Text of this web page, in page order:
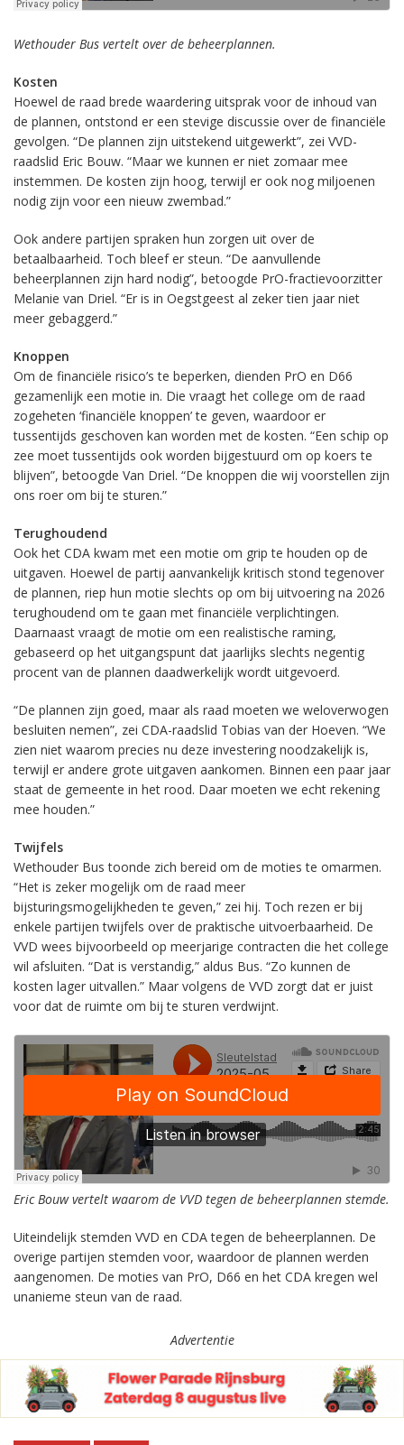
Wethouder Bus vertelt over de beheerplannen.
Kosten
Hoewel de raad brede waardering uitsprak voor de inhoud van
de plannen, ontstond er een stevige discussie over de financiële
gevolgen. “De plannen zijn uitstekend uitgewerkt”, zei VVD-
raadslid Eric Bouw. “Maar we kunnen er niet zomaar mee
instemmen. De kosten zijn hoog, terwijl er ook nog miljoenen
nodig zijn voor een nieuw zwembad.”
Ook andere partijen spraken hun zorgen uit over de
betaalbaarheid. Toch bleef er steun. “De aanvullende
beheerplannen zijn hard nodig”, betoogde PrO-fractievoorzitter
Melanie van Driel. “Er is in Oegstgeest al zeker tien jaar niet
meer gebaggerd.”
Knoppen
Om de financiële risico’s te beperken, dienden PrO en D66
gezamenlijk een motie in. Die vraagt het college om de raad
zogeheten ‘financiële knoppen’ te geven, waardoor er
tussentijds geschoven kan worden met de kosten. “Een schip op
zee moet tussentijds ook worden bijgestuurd om op koers te
blijven”, betoogde Van Driel. “De knoppen die wij voorstellen zijn
ons roer om bij te sturen.”
Terughoudend
Ook het CDA kwam met een motie om grip te houden op de
uitgaven. Hoewel de partij aanvankelijk kritisch stond tegenover
de plannen, riep hun motie slechts op om bij uitvoering na 2026
terughoudend om te gaan met financiële verplichtingen.
Daarnaast vraagt de motie om een realistische raming,
gebaseerd op het uitgangspunt dat jaarlijks slechts negentig
procent van de plannen daadwerkelijk wordt uitgevoerd.
“De plannen zijn goed, maar als raad moeten we weloverwogen
besluiten nemen”, zei CDA-raadslid Tobias van der Hoeven. “We
zien niet waarom precies nu deze investering noodzakelijk is,
terwijl er andere grote uitgaven aankomen. Binnen een paar jaar
staat de gemeente in het rood. Daar moeten we echt rekening
mee houden.”
Twijfels
Wethouder Bus toonde zich bereid om de moties te omarmen.
“Het is zeker mogelijk om de raad meer
bijsturingsmogelijkheden te geven,” zei hij. Toch rezen er bij
enkele partijen twijfels over de praktische uitvoerbaarheid. De
VVD wees bijvoorbeeld op meerjarige contracten die het college
wil afsluiten. “Dat is verstandig,” aldus Bus. “Zo kunnen de
kosten lager uitvallen.” Maar volgens de VVD zorgt dat er juist
voor dat de ruimte om bij te sturen verdwijnt.
Eric Bouw vertelt waarom de VVD tegen de beheerplannen stemde.
Uiteindelijk stemden VVD en CDA tegen de beheerplannen. De
overige partijen stemden voor, waardoor de plannen werden
aangenomen. De moties van PrO, D66 en het CDA kregen wel
unanieme steun van de raad.
Advertentie